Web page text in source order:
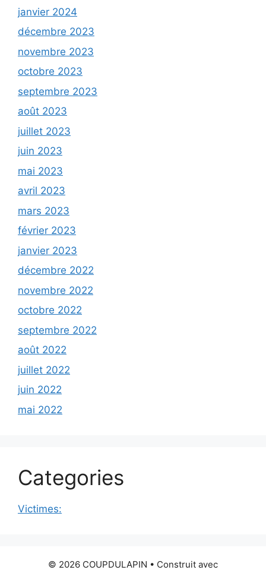
janvier 2024
décembre 2023
novembre 2023
octobre 2023
septembre 2023
août 2023
juillet 2023
juin 2023
mai 2023
avril 2023
mars 2023
février 2023
janvier 2023
décembre 2022
novembre 2022
octobre 2022
septembre 2022
août 2022
juillet 2022
juin 2022
mai 2022
Categories
Victimes:
© 2026 COUPDULAPIN • Construit avec